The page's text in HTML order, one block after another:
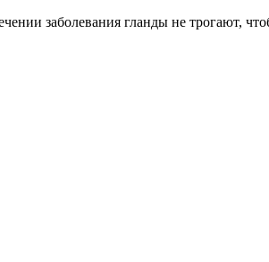
заболевания гланды не трогают,